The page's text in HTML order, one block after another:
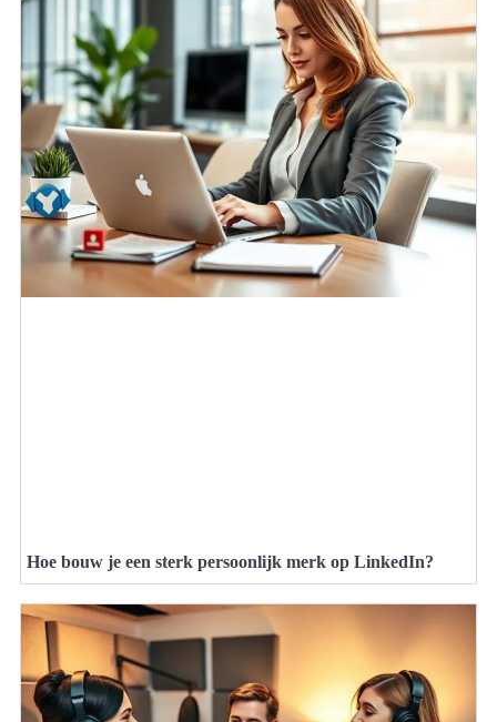
Hoe bouw je een sterk persoonlijk merk op LinkedIn?